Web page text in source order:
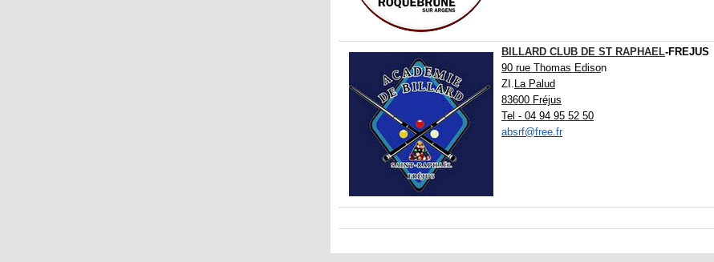
BILLARD CLUB DE ST RAPHAEL-FREJUS
90 rue Thomas Edison
ZI. La Palud
83600 Fréjus
Tel - 04 94 95 52 50
absrf@free.fr